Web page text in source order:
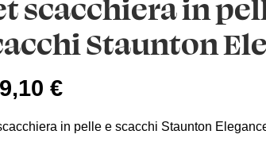
Staunton
€
in pelle e scacchi Staunton